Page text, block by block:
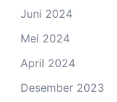
Juni 2024
Mei 2024
April 2024
Desember 2023